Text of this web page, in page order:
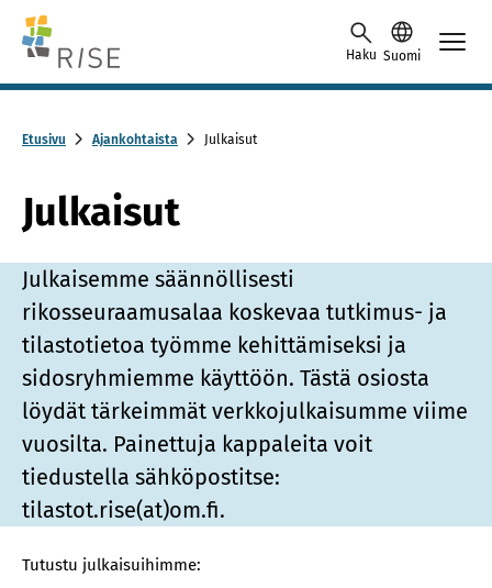
Skip to content -saavutettavuusohje
Haku Suomi
Etusivu Ajankohtaista Julkaisut
Julkaisut
Julkaisemme säännöllisesti
rikosseuraamusalaa koskevaa tutkimus- ja
tilastotietoa työmme kehittämiseksi ja
sidosryhmiemme käyttöön. Tästä osiosta
löydät tärkeimmät verkkojulkaisumme viime
vuosilta. Painettuja kappaleita voit
tiedustella sähköpostitse:
tilastot.rise(at)om.fi.
Tutustu julkaisuihimme: